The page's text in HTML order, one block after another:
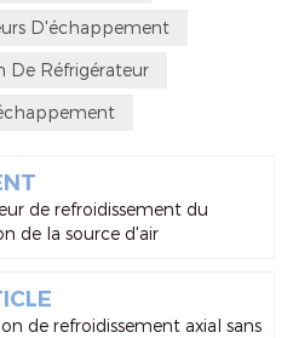
D'échappement
De Réfrigérateur
de refroidissement du
de la source d'air
de refroidissement axial sans